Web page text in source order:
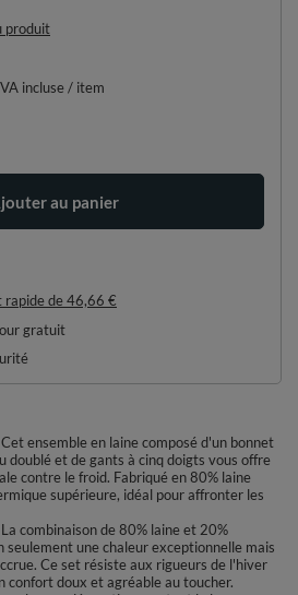
produit
incluse/ item
au panier
rapidede46,66 €
gratuit
ensemble en laine composé d'un bonnet
doublé et de gants à cinq doigts vous offre
contre le froid. Fabriqué en 80% laine
supérieure, idéal pour affronter les
combinaison de 80% laine et 20%
seulement une chaleur exceptionnelle mais
Ce set résiste aux rigueurs de l'hiver
confort doux et agréable au toucher.